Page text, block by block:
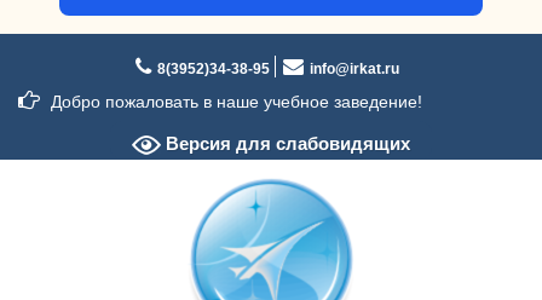
содержимому
8(3952)34-38-95 info@irkat.ru
Добро пожаловать в наше учебное заведение!
Версия для слабовидящих